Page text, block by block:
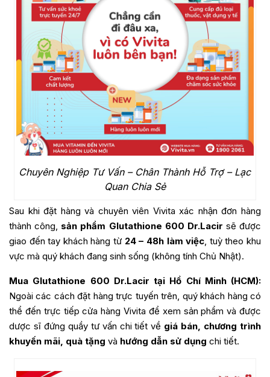
Chuyên Nghiệp Tư Vấn – Chân Thành Hỗ Trợ – Lạc
Quan Chia Sẻ
Sau khi đặt hàng và chuyên viên Vivita xác nhận đơn hàng
thành công, sản phẩm Glutathione 600 Dr.Lacir sẽ được
giao đến tay khách hàng từ 24 – 48h làm việc , tuỳ theo khu
vực mà quý khách đang sinh sống (không tính Chủ Nhật).
Mua Glutathione 600 Dr.Lacir tại Hồ Chí Minh (HCM):
Ngoài các cách đặt hàng trực tuyến trên, quý khách hàng có
thể đến trực tiếp cửa hàng Vivita để xem sản phẩm và được
dược sĩ đứng quầy tư vấn chi tiết về giá bán, chương trình
khuyến mãi, quà tặng và hướng dẫn sử dụng chi tiết.